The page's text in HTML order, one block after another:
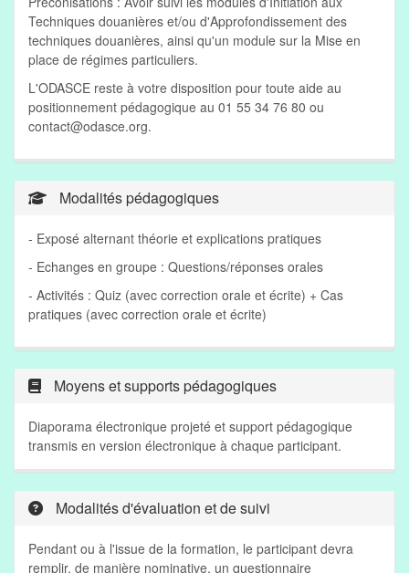
Techniques douanières et/ou d'Approfondissement des
techniques douanières, ainsi qu'un module sur la Mise en
place de régimes particuliers.
L'ODASCE reste à votre disposition pour toute aide au
positionnement pédagogique au 01 55 34 76 80 ou
contact@odasce.org.
Modalités pédagogiques
- Exposé alternant théorie et explications pratiques
- Echanges en groupe : Questions/réponses orales
- Activités : Quiz (avec correction orale et écrite) + Cas
pratiques (avec correction orale et écrite)
Moyens et supports pédagogiques
Diaporama électronique projeté et support pédagogique
transmis en version électronique à chaque participant.
Modalités d'évaluation et de suivi
Pendant ou à l'issue de la formation, le participant devra
remplir, de manière nominative, un questionnaire